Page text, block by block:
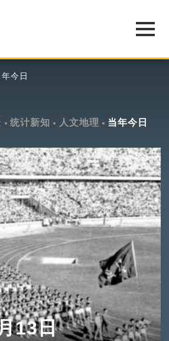
年今日
统计新知 人文地理 当年今日
13日